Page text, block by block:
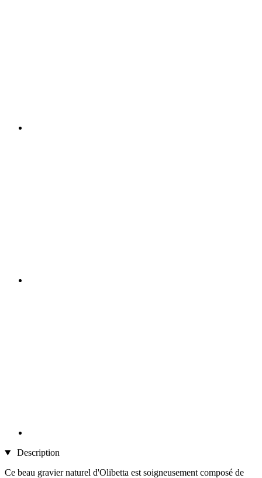
Description
Ce beau gravier naturel d'Olibetta est soigneusement composé de